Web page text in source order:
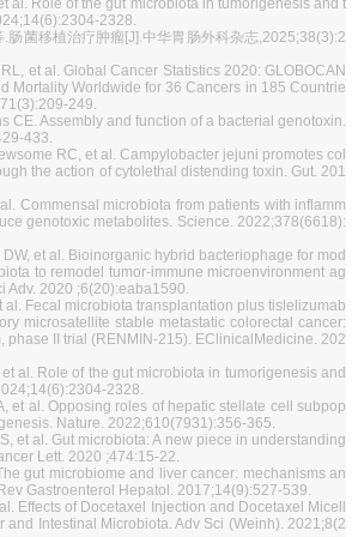
al. Role of the gut microbiota in tumorigenesis and t
2328.
.肠菌移植治疗肿瘤[J].中华胃肠外科杂志,2025;38(3):2
et al. Global Cancer Statistics 2020: GLOBOCAN
Mortality Worldwide for 36 Cancers in 185 Countrie
249.
CE. Assembly and function of a bacterial genotoxin.
433.
RC, et al. Campylobacter jejuni promotes col
the action of cytolethal distending toxin. Gut. 201
Commensal microbiota from patients with inflamm
genotoxic metabolites. Science. 2022;378(6618):
DW, et al. Bioinorganic hybrid bacteriophage for mod
to remodel tumor-immune microenvironment ag
Adv. 2020 ;6(20):eaba1590.
al. Fecal microbiota transplantation plus tislelizumab
microsatellite stable metastatic colorectal cancer:
phase II trial (RENMIN-215). EClinicalMedicine. 202
et al. Role of the gut microbiota in tumorigenesis and
2328.
et al. Opposing roles of hepatic stellate cell subpop
Nature. 2022;610(7931):356-365.
et al. Gut microbiota: A new piece in understanding
Lett. 2020 ;474:15-22.
gut microbiome and liver cancer: mechanisms an
Gastroenterol Hepatol. 2017;14(9):527-539.
Effects of Docetaxel Injection and Docetaxel Micell
and Intestinal Microbiota. Adv Sci (Weinh). 2021;8(2